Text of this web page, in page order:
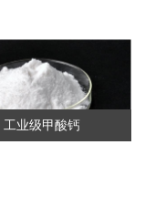
工业级甲酸钙